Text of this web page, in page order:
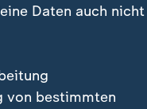
Daten auch nicht
von bestimmten